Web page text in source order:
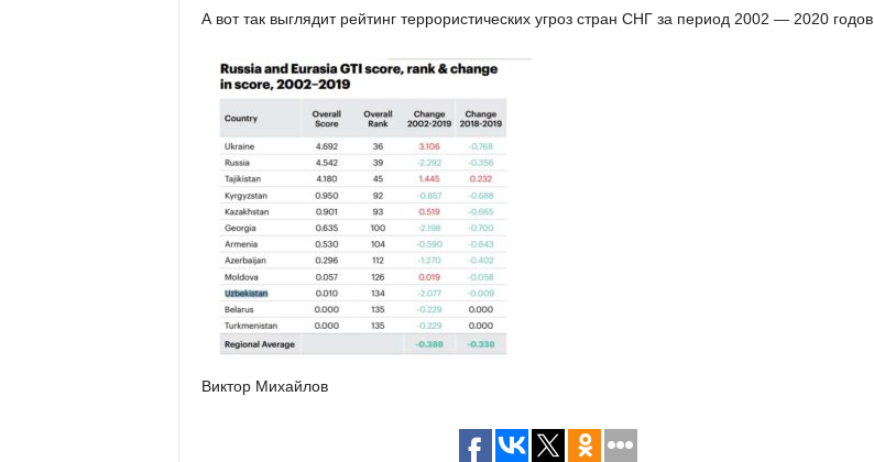
А вот так выглядит рейтинг террористических угроз стран СНГ за период 2002 — 2020 годов.
Виктор Михайлов